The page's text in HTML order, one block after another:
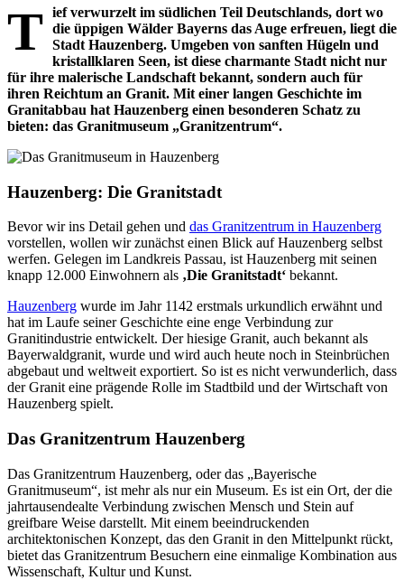
T ief verwurzelt im südlichen Teil Deutschlands, dort wo
die üppigen Wälder Bayerns das Auge erfreuen, liegt die
Stadt Hauzenberg. Umgeben von sanften Hügeln und
kristallklaren Seen, ist diese charmante Stadt nicht nur
für ihre malerische Landschaft bekannt, sondern auch für
ihren Reichtum an Granit. Mit einer langen Geschichte im
Granitabbau hat Hauzenberg einen besonderen Schatz zu
bieten: das Granitmuseum „Granitzentrum“.
Hauzenberg: Die Granitstadt
Bevor wir ins Detail gehen und das Granitzentrum in Hauzenberg
vorstellen, wollen wir zunächst einen Blick auf Hauzenberg selbst
werfen. Gelegen im Landkreis Passau, ist Hauzenberg mit seinen
knapp 12.000 Einwohnern als ‚Die Granitstadt‘ bekannt.
Hauzenberg wurde im Jahr 1142 erstmals urkundlich erwähnt und
hat im Laufe seiner Geschichte eine enge Verbindung zur
Granitindustrie entwickelt. Der hiesige Granit, auch bekannt als
Bayerwaldgranit, wurde und wird auch heute noch in Steinbrüchen
abgebaut und weltweit exportiert. So ist es nicht verwunderlich, dass
der Granit eine prägende Rolle im Stadtbild und der Wirtschaft von
Hauzenberg spielt.
Das Granitzentrum Hauzenberg
Das Granitzentrum Hauzenberg, oder das „Bayerische
Granitmuseum“, ist mehr als nur ein Museum. Es ist ein Ort, der die
jahrtausendealte Verbindung zwischen Mensch und Stein auf
greifbare Weise darstellt. Mit einem beeindruckenden
architektonischen Konzept, das den Granit in den Mittelpunkt rückt,
bietet das Granitzentrum Besuchern eine einmalige Kombination aus
Wissenschaft, Kultur und Kunst.